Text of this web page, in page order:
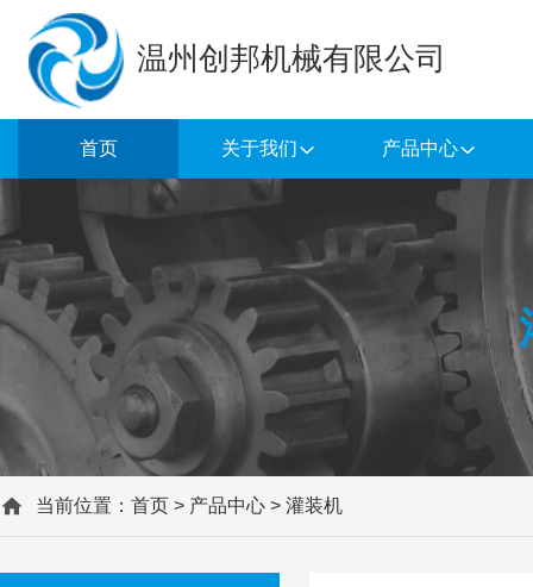
温州创邦机械有限公司
首页 关于我们 产品中心
当前位置： 首页 > 产品中心 > 灌装机